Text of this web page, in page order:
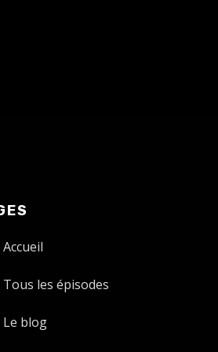
Accueil
Tous les épisodes
Le blog